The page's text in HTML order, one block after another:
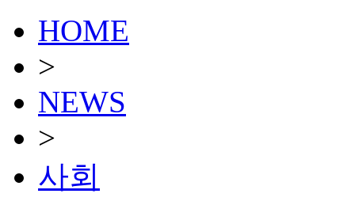
HOME
>
NEWS
>
사회